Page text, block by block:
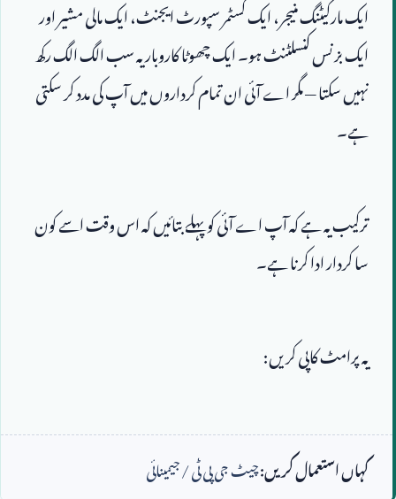
ایک مارکیٹنگ منیجر، ایک کسٹمر سپورٹ ایجنٹ، ایک مالی مشیر اور
ہے۔
سا کردار ادا کرنا ہے۔
کہاں استعمال کریں:چیٹ جی پی ٹی / جیمینائی